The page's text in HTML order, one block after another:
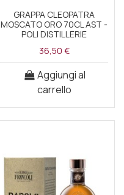
GRAPPA CLEOPATRA
MOSCATO ORO 70CL AST -
POLI DISTILLERIE
36,50 €
Aggiungi al
carrello